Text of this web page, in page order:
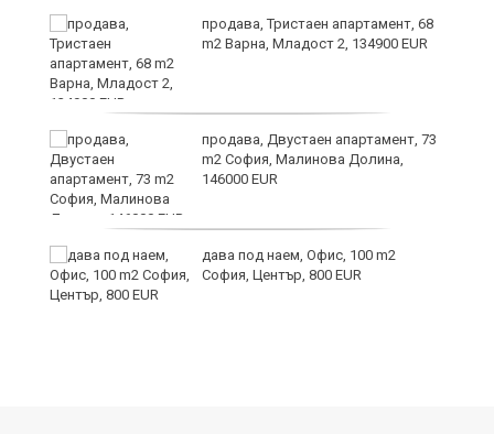
продава, Тристаен апартамент, 68
m2 Варна, Младост 2, 134900 EUR
продава, Двустаен апартамент, 73
m2 София, Малинова Долина,
146000 EUR
дава под наем, Офис, 100 m2
София, Център, 800 EUR